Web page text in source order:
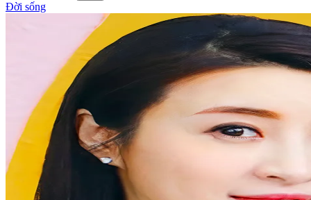
Đời sống